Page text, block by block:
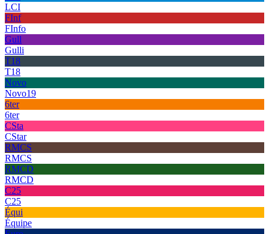
LCI
FInf
FInfo
Gull
Gulli
T18
T18
Novo
Novo19
6ter
6ter
CSta
CStar
RMCS
RMCS
RMCD
RMCD
C25
C25
Équi
Équipe